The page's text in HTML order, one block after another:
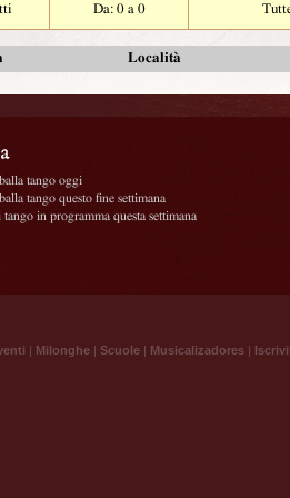
Da: 0 a 0
Località
tango oggi
tango questo fine settimana
in programma questa settimana
| Milonghe | Scuole | Musicalizadores |